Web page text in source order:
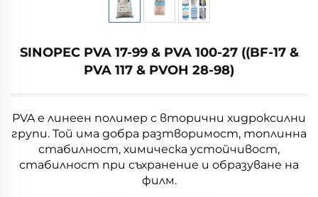
SINOPEC PVA 17-99 & PVA 100-27 ((BF-17 &
PVA 117 & PVOH 28-98)
PVA е линеен полимер с вторични хидроксилни
групи. Той има добра разтворимост, топлинна
стабилност, химическа устойчивост,
стабилност при съхранение и образуване на
филм.